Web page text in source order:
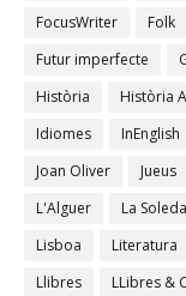
FocusWriter
Folk
Futur imperfecte
Història
Història
Idiomes
InEnglish
Joan Oliver
Jueus
L'Alguer
La
Lisboa
Literatura
Llibres
LLibres &